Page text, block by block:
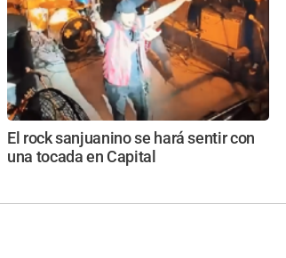
El rock sanjuanino se hará sentir con
una tocada en Capital